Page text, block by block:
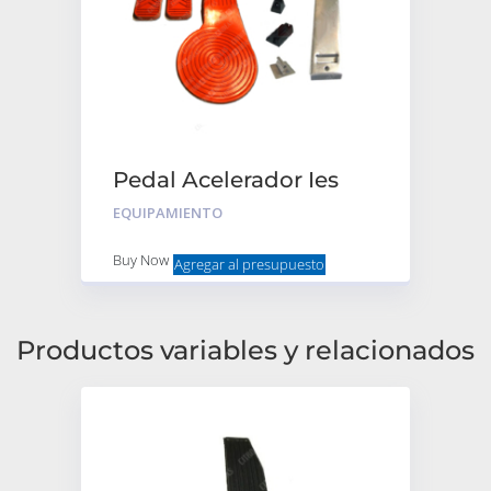
Pedal Acelerador Ies
América Completo +
pedalines Naranja
EQUIPAMIENTO
Buy Now Agregar al presupuesto
Productos variables y relacionados